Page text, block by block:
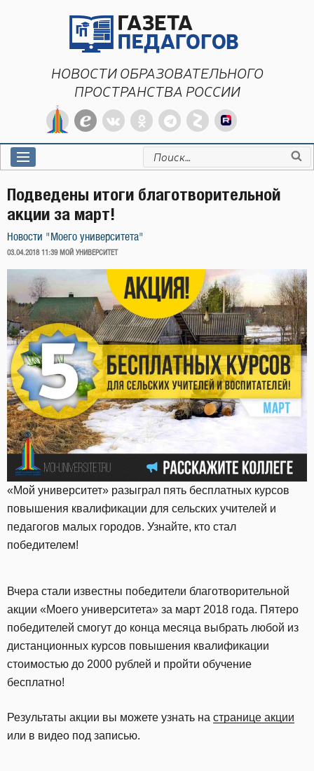
НОВОСТИ ОБРАЗОВАТЕЛЬНОГО
ПРОСТРАНСТВА РОССИИ
Искать:
Подведены итоги благотворительной
акции за март!
Новости "Моего университета"
ОПУБЛИКОВАНО
03.04.2018 11:39 МОЙ УНИВЕРСИТЕТ
«Мой университет» разыграл пять бесплатных курсов
повышения квалификации для сельских учителей и
педагогов малых городов. Узнайте, кто стал
победителем!
Вчера стали известны победители благотворительной
акции «Моего университета» за март 2018 года. Пятеро
победителей смогут до конца месяца выбрать любой из
дистанционных курсов повышения квалификации
стоимостью до 2000 рублей и пройти обучение
бесплатно!
Результаты акции вы можете узнать на странице акции
или в видео под записью.